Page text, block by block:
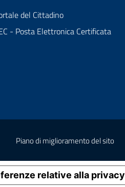
del Cittadino
- Posta Elettronica Certificata
Piano di miglioramento del sito
relative alla privacy